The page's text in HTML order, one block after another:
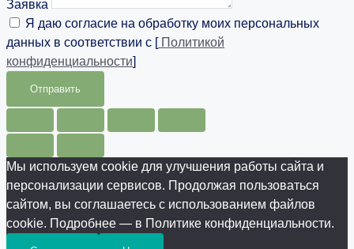
Заявка
Я даю согласие на обработку моих персональных
данных в соответствии с [Политикой
конфиденциальности]
Отправить
Мы используем cookie для улучшения работы сайта и
персонализации сервисов. Продолжая пользоваться
сайтом, вы соглашаетесь с использованием файлов
cookie. Подробнее — в Политике конфиденциальности.